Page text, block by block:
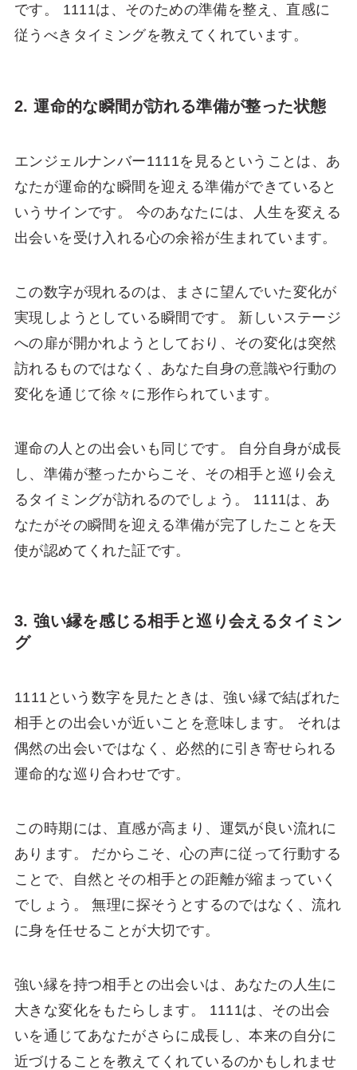
です。 1111は、そのための準備を整え、直感に
従うべきタイミングを教えてくれています。
2. 運命的な瞬間が訪れる準備が整った状態
エンジェルナンバー1111を見るということは、あ
なたが運命的な瞬間を迎える準備ができていると
いうサインです。 今のあなたには、人生を変える
出会いを受け入れる心の余裕が生まれています。
この数字が現れるのは、まさに望んでいた変化が
実現しようとしている瞬間です。 新しいステージ
への扉が開かれようとしており、その変化は突然
訪れるものではなく、あなた自身の意識や行動の
変化を通じて徐々に形作られています。
運命の人との出会いも同じです。 自分自身が成長
し、準備が整ったからこそ、その相手と巡り会え
るタイミングが訪れるのでしょう。 1111は、あ
なたがその瞬間を迎える準備が完了したことを天
使が認めてくれた証です。
3. 強い縁を感じる相手と巡り会えるタイミン
グ
1111という数字を見たときは、強い縁で結ばれた
相手との出会いが近いことを意味します。 それは
偶然の出会いではなく、必然的に引き寄せられる
運命的な巡り合わせです。
この時期には、直感が高まり、運気が良い流れに
あります。 だからこそ、心の声に従って行動する
ことで、自然とその相手との距離が縮まっていく
でしょう。 無理に探そうとするのではなく、流れ
に身を任せることが大切です。
強い縁を持つ相手との出会いは、あなたの人生に
大きな変化をもたらします。 1111は、その出会
いを通じてあなたがさらに成長し、本来の自分に
近づけることを教えてくれているのかもしれませ